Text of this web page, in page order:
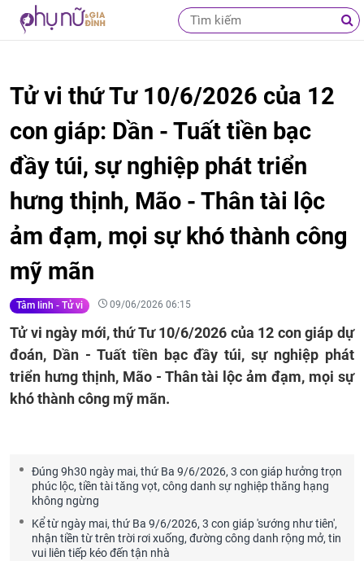
Tử vi thứ Tư 10/6/2026 của 12
con giáp: Dần - Tuất tiền bạc
đầy túi, sự nghiệp phát triển
hưng thịnh, Mão - Thân tài lộc
ảm đạm, mọi sự khó thành công
mỹ mãn
Tâm linh - Tử vi 09/06/2026 06:15
Tử vi ngày mới, thứ Tư 10/6/2026 của 12 con giáp dự
đoán, Dần - Tuất tiền bạc đầy túi, sự nghiệp phát
triển hưng thịnh, Mão - Thân tài lộc ảm đạm, mọi sự
khó thành công mỹ mãn.
Đúng 9h30 ngày mai, thứ Ba 9/6/2026, 3 con giáp hưởng trọn
phúc lộc, tiền tài tăng vọt, công danh sự nghiệp thăng hạng
không ngừng
Kể từ ngày mai, thứ Ba 9/6/2026, 3 con giáp 'sướng như tiên',
nhận tiền từ trên trời rơi xuống, đường công danh rộng mở, tin
vui liên tiếp kéo đến tận nhà